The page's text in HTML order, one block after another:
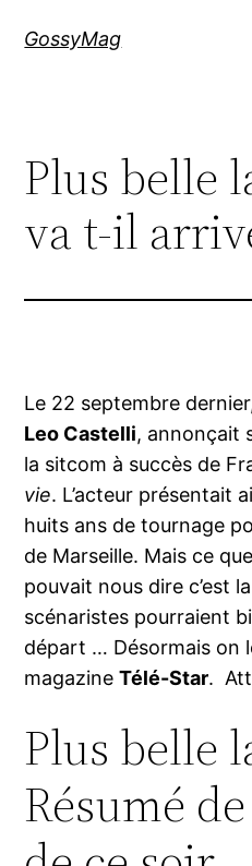
GossyMag
Plus belle
va t-il
Le 22 septembre
Leo Castelli, annonçait
la sitcom à succès de
vie. L’acteur présentait
huits ans de tournage
de Marseille. Mais ce que
pouvait nous dire c’est
scénaristes pourraient
départ … Désormais on
magazineTélé-Star.
Plus belle
Résumé